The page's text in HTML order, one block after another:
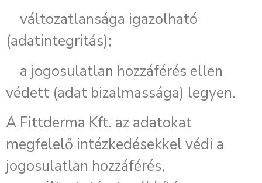
változatlansága igazolható
(adatintegritás);
a jogosulatlan hozzáférés ellen
védett (adat bizalmassága) legyen.
A Fittderma Kft. az adatokat
megfelelő intézkedésekkel védi a
jogosulatlan hozzáférés,